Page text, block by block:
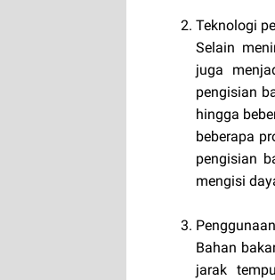
Teknologi
Selain
juga
pengisian
hingga
beberapa
pengisian
mengisi
Bahan
jarak